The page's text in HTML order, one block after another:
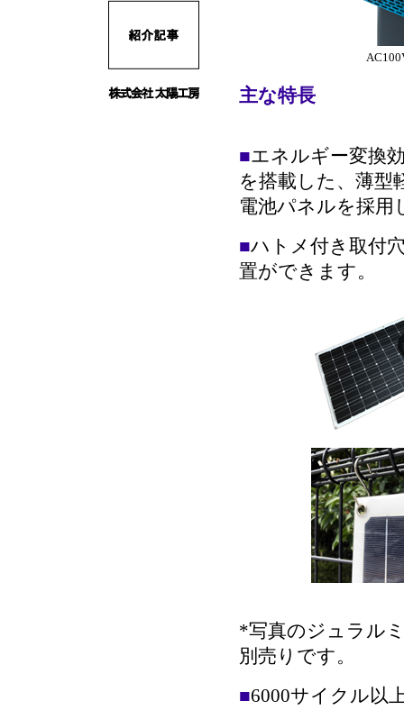
主な特長
■エネルギー変換
を搭載した、薄型
電池パネルを採用
■ハトメ付き取付
置ができます。
*写真のジュラル
別売りです。
■6000サイクル以